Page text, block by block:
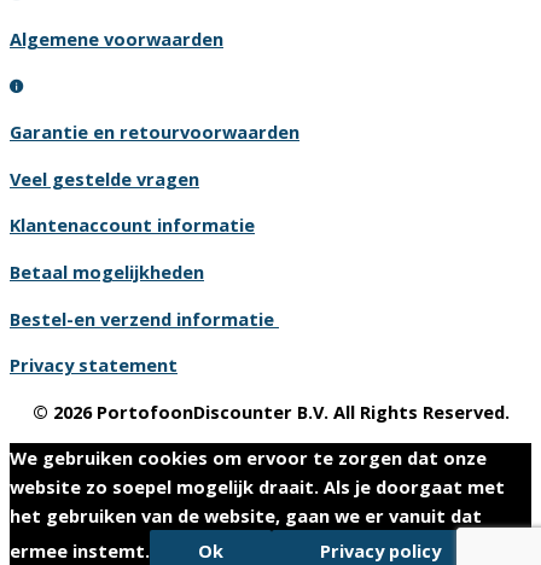
Algemene voorwaarden
Garantie en retourvoorwaarden
Veel gestelde vragen
Klantenaccount informatie
Betaal mogelijkheden
Bestel-en verzend informatie
Privacy statement
© 2026 PortofoonDiscounter B.V. All Rights Reserved.
We gebruiken cookies om ervoor te zorgen dat onze
website zo soepel mogelijk draait. Als je doorgaat met
het gebruiken van de website, gaan we er vanuit dat
ermee instemt.
Ok Privacy policy